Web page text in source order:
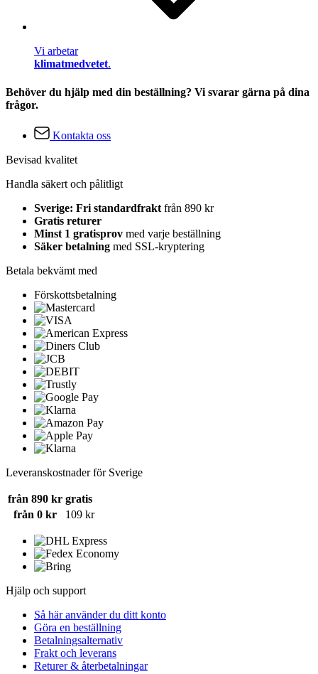
Vi arbetar
klimatmedvetet.
Behöver du hjälp med din beställning? Vi svarar gärna på dina
frågor.
Kontakta oss
Bevisad kvalitet
Handla säkert och pålitligt
Sverige: Fri standardfrakt från 890 kr
Gratis returer
Minst 1 gratisprov med varje beställning
Säker betalning med SSL-kryptering
Betala bekvämt med
Förskottsbetalning
Leveranskostnader för Sverige
från 890 kr gratis
från 0 kr
109 kr
Hjälp och support
Så här använder du ditt konto
Göra en beställning
Betalningsalternativ
Frakt och leverans
Returer & återbetalningar